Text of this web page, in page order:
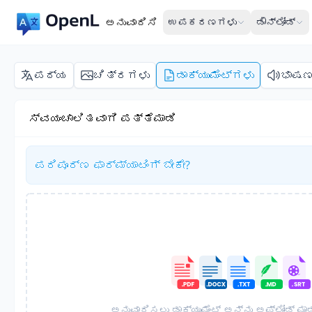
ಅನುವಾದಿಸಿ ಉಪಕರಣಗಳು ಡೌನ್‌ಲೋಡ್
ಪಠ್ಯ ಚಿತ್ರಗಳು ಡಾಕ್ಯುಮೆಂಟ್‌ಗಳು ಭಾಷಣ
ಸ್ವಯಂಚಾಲಿತವಾಗಿ ಪತ್ತೆಮಾಡಿ
ಪರಿಪೂರ್ಣ ಫಾರ್ಮ್ಯಾಟಿಂಗ್ ಬೇಕೇ?
ಅನುವಾದಿಸಲು ಡಾಕ್ಯುಮೆಂಟ್ ಅನ್ನು ಅಪ್‌ಲೋಡ್